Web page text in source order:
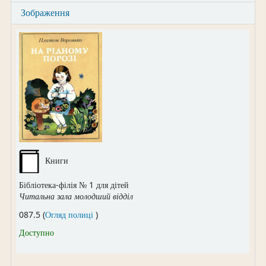
Зображення
Книги
Бібліотека-філія № 1 для дітей
Читальна зала молодший відділ
087.5 (Огляд полиці(Відкривається нижче)
)
Доступно